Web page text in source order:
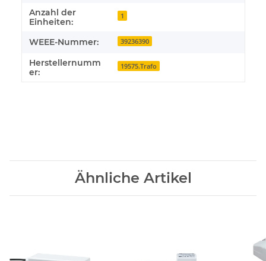
Anzahl der
Einheiten:
1
WEEE-Nummer: 39236390
Herstellernumm
er:
19575.Trafo
Ähnliche Artikel